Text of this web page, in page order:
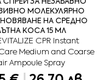
СПРЕЙ ЗА НЕЗАБАВНО
МОЛЕКУЛЯРНО
НА СРЕДНО
КОСА 15 МЛ
CPR Instant
Medium and Coarse
Ampoule Spray